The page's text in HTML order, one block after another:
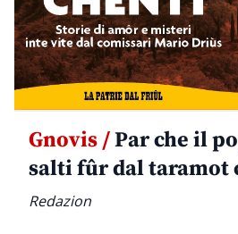
Gnovis /Par che il
salti fûr dal taramot
Redazion